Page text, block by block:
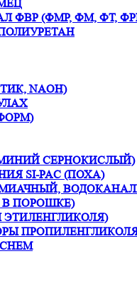
ФВР (ФМР, ФМ, ФТ,
NAOH)
СЕРНОКИСЛЫЙ)
SI-PAC (ПОХА)
В ПОРОШКЕ)
ЭТИЛЕНГЛИКОЛЯ)